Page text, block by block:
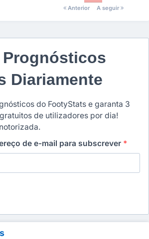
Anterior
A seguir
Diariamente
do FootyStats e garanta 3
de utilizadores por dia!
de e-mail para subscrever *